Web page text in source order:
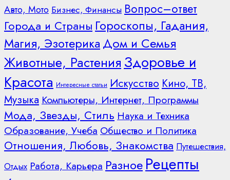
Авто, МотоБизнес, Финансы Вопрос–ответ
Города и Страны Гороскопы, Гадания,
Магия, Эзотерика Дом и Семья
Животные, Растения Здоровье и
Красота Интересные статьи Искусство Кино, ТВ,
Музыка Компьютеры, Интернет, Программы
Мода, Звезды, Стиль Наука и Техника
Образование, Учеба Общество и Политика
Отношения, Любовь, Знакомства Путешествия,
Отдых Работа, Карьера Разное Рецепты